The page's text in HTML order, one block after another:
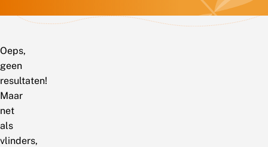
Oeps,
geen
resultaten!
Maar
net
als
vlinders,